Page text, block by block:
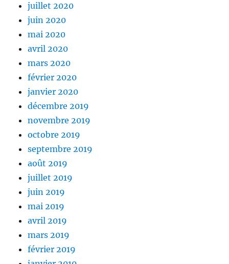
juillet 2020
juin 2020
mai 2020
avril 2020
mars 2020
février 2020
janvier 2020
décembre 2019
novembre 2019
octobre 2019
septembre 2019
août 2019
juillet 2019
juin 2019
mai 2019
avril 2019
mars 2019
février 2019